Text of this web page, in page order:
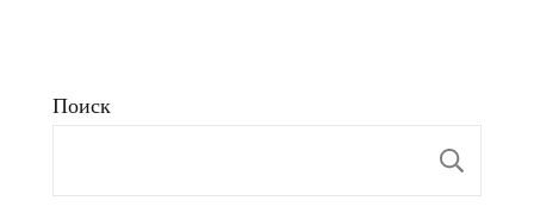
Поиск